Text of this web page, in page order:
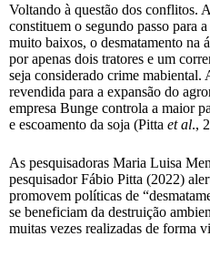
Voltando à questão dos conflitos.
constituem o segundo passo para
muito baixos, o desmatamento na
por apenas dois tratores e um
seja considerado crime mabiental.
revendida para a expansão do
empresa Bunge controla a maior
e escoamento da soja (Pitta et al.,
As pesquisadoras Maria Luisa
pesquisador Fábio Pitta (2022)
promovem políticas de
se beneficiam da destruição
muitas vezes realizadas de forma